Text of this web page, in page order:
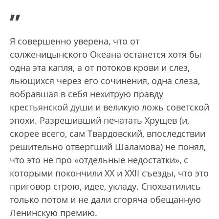
”
Я совершенно уверена, что от
солженицынского Океана останется хотя бы
одна эта капля, а от потоков крови и слез,
льющихся через его сочинения, одна слеза,
вобравшая в себя нехитрую правду
крестьянской души и великую ложь советской
эпохи. Разрешивший печатать Хрущев (и,
скорее всего, сам Твардовский, впоследствии
решительно отвергший Шаламова) не понял,
что это не про «отдельные недостатки», с
которыми покончили XX и XXII съезды, что это
приговор строю, идее, укладу. Спохватились
только потом и не дали сгоряча обещанную
Ленинскую премию.